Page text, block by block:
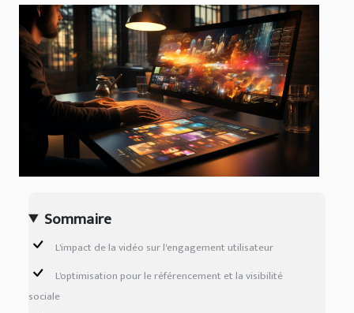
Sommaire
L'impact de la vidéo sur l'engagement utilisateur
L'optimisation pour le référencement et la visibilité
sociale